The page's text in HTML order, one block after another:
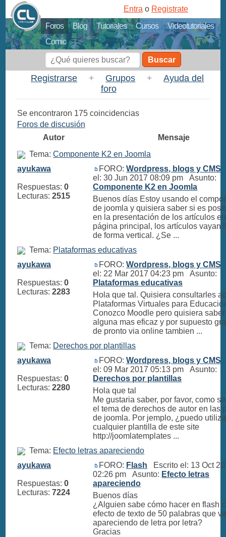
Foros Blog Tutoriales Cursos
Videotutoriales
Comic
Entra o Registrate
Buscar
Registrarse + Grupos +
Ayuda del
foro
Se encontraron 175 coincidencias
Foros de discusión
Autor
Mensaje
Tema:Componente K2 en Joomla
ayukawa
Respuestas:0
Lecturas:2515
FORO:Wordpress, blogs y CMS
el: 30 Jun 2017 08:09 pm Asunto:
Componente K2 en Joomla
Buenos días Estoy usando el
de joomla y quisiera saber si es
en la presentación de los artículos
página principal, los artículos vayan
de forma vertical. ¿Se ...
Tema: Plataformas educativas
ayukawa
Respuestas:0
Lecturas:2283
FORO:Wordpress, blogs y CMS
el: 22 Mar 2017 04:23 pm Asunto:
Plataformas educativas
Hola que tal. Quisiera consultarles
Plataformas Virtuales para
Conozco Moodle pero quisiera
alguna mas eficaz y por supuesto
de pronto via online tambien ...
Tema: Derechos por plantillas
ayukawa
Respuestas:0
Lecturas:2280
FORO:Wordpress, blogs y CMS
el: 09 Mar 2017 05:13 pm Asunto:
Derechos por plantillas
Hola que tal
Me gustaria saber, por favor, como
el tema de derechos de autor en las
de joomla. Por jemplo, ¿puedo
cualquier plantilla de este site
http://joomlatemplates ...
Tema: Efecto letras apareciendo
ayukawa
Respuestas:0
Lecturas:7224
FORO: Flash Escrito el: 13 Oct
02:26 pm Asunto: Efecto letras
apareciendo
Buenos días
¿Alguien sabe cómo hacer en flash
efecto de texto de 50 palabras que
apareciendo de letra por letra?
Gracias